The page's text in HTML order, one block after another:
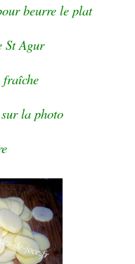
beurre le plat
St Agur
fraîche
la photo